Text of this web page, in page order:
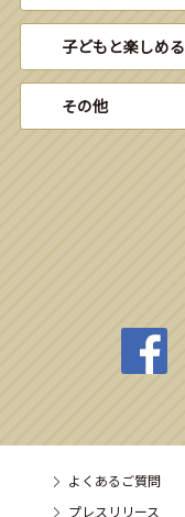
子どもと楽しめる
その他
よくあるご質問
プレスリリース